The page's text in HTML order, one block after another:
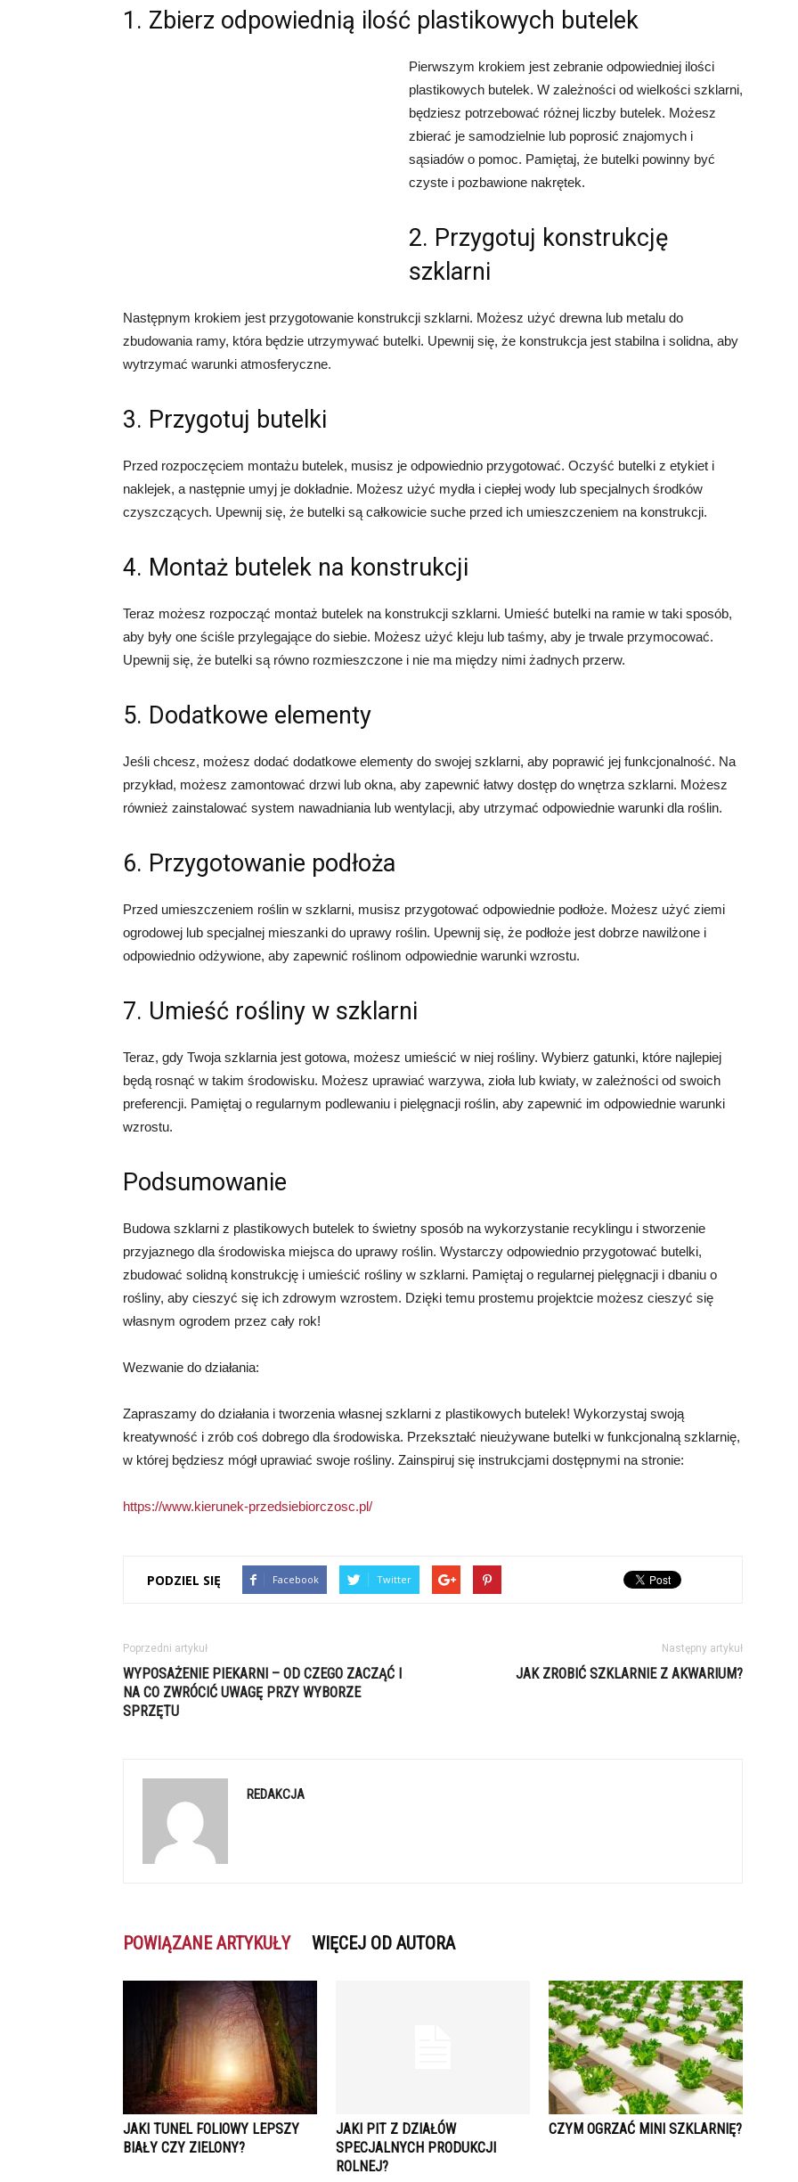
1. Zbierz odpowiednią ilość plastikowych butelek
Pierwszym krokiem jest zebranie odpowiedniej ilości
plastikowych butelek. W zależności od wielkości szklarni,
będziesz potrzebować różnej liczby butelek. Możesz
zbierać je samodzielnie lub poprosić znajomych i
sąsiadów o pomoc. Pamiętaj, że butelki powinny być
czyste i pozbawione nakrętek.
2. Przygotuj konstrukcję
szklarni
Następnym krokiem jest przygotowanie konstrukcji szklarni. Możesz użyć drewna lub metalu do
zbudowania ramy, która będzie utrzymywać butelki. Upewnij się, że konstrukcja jest stabilna i solidna, aby
wytrzymać warunki atmosferyczne.
3. Przygotuj butelki
Przed rozpoczęciem montażu butelek, musisz je odpowiednio przygotować. Oczyść butelki z etykiet i
naklejek, a następnie umyj je dokładnie. Możesz użyć mydła i ciepłej wody lub specjalnych środków
czyszczących. Upewnij się, że butelki są całkowicie suche przed ich umieszczeniem na konstrukcji.
4. Montaż butelek na konstrukcji
Teraz możesz rozpocząć montaż butelek na konstrukcji szklarni. Umieść butelki na ramie w taki sposób,
aby były one ściśle przylegające do siebie. Możesz użyć kleju lub taśmy, aby je trwale przymocować.
Upewnij się, że butelki są równo rozmieszczone i nie ma między nimi żadnych przerw.
5. Dodatkowe elementy
Jeśli chcesz, możesz dodać dodatkowe elementy do swojej szklarni, aby poprawić jej funkcjonalność. Na
przykład, możesz zamontować drzwi lub okna, aby zapewnić łatwy dostęp do wnętrza szklarni. Możesz
również zainstalować system nawadniania lub wentylacji, aby utrzymać odpowiednie warunki dla roślin.
6. Przygotowanie podłoża
Przed umieszczeniem roślin w szklarni, musisz przygotować odpowiednie podłoże. Możesz użyć ziemi
ogrodowej lub specjalnej mieszanki do uprawy roślin. Upewnij się, że podłoże jest dobrze nawilżone i
odpowiednio odżywione, aby zapewnić roślinom odpowiednie warunki wzrostu.
7. Umieść rośliny w szklarni
Teraz, gdy Twoja szklarnia jest gotowa, możesz umieścić w niej rośliny. Wybierz gatunki, które najlepiej
będą rosnąć w takim środowisku. Możesz uprawiać warzywa, zioła lub kwiaty, w zależności od swoich
preferencji. Pamiętaj o regularnym podlewaniu i pielęgnacji roślin, aby zapewnić im odpowiednie warunki
wzrostu.
Podsumowanie
Budowa szklarni z plastikowych butelek to świetny sposób na wykorzystanie recyklingu i stworzenie
przyjaznego dla środowiska miejsca do uprawy roślin. Wystarczy odpowiednio przygotować butelki,
zbudować solidną konstrukcję i umieścić rośliny w szklarni. Pamiętaj o regularnej pielęgnacji i dbaniu o
rośliny, aby cieszyć się ich zdrowym wzrostem. Dzięki temu prostemu projektcie możesz cieszyć się
własnym ogrodem przez cały rok!
Wezwanie do działania:
Zapraszamy do działania i tworzenia własnej szklarni z plastikowych butelek! Wykorzystaj swoją
kreatywność i zrób coś dobrego dla środowiska. Przekształć nieużywane butelki w funkcjonalną szklarnię,
w której będziesz mógł uprawiać swoje rośliny. Zainspiruj się instrukcjami dostępnymi na stronie:
https://www.kierunek-przedsiebiorczosc.pl/
PODZIEL SIĘ Facebook Twitter
Poprzedni artykuł
WYPOSAŻENIE PIEKARNI – OD CZEGO ZACZĄĆ I
NA CO ZWRÓCIĆ UWAGĘ PRZY WYBORZE
SPRZĘTU
Następny artykuł
JAK ZROBIĆ SZKLARNIE Z AKWARIUM?
REDAKCJA
POWIĄZANE ARTYKUŁY WIĘCEJ OD AUTORA
JAKI TUNEL FOLIOWY LEPSZY
BIAŁY CZY ZIELONY?
JAKI PIT Z DZIAŁÓW
SPECJALNYCH PRODUKCJI
ROLNEJ?
CZYM OGRZAĆ MINI SZKLARNIĘ?